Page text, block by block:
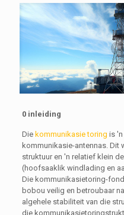
0 inleiding
Die kommunikasie toring is
kommunikasie-antennas. Dit
struktuur en 'n relatief klein
(hoofsaaklik windlading en
Die kommunikasietoring-
bobou veilig en betroubaar
algehele stabiliteit van die
die